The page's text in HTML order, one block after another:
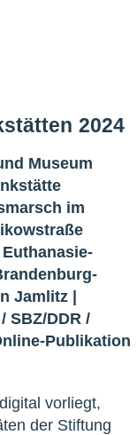
2024
Museum
im
Jamlitz |
/ SBZ/DDR /
Publikation
vorliegt,
der Stiftung